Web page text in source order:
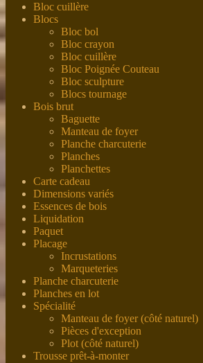
Bloc cuillère
Blocs
Bloc bol
Bloc crayon
Bloc cuillère
Bloc Poignée Couteau
Bloc sculpture
Blocs tournage
Bois brut
Baguette
Manteau de foyer
Planche charcuterie
Planches
Planchettes
Carte cadeau
Dimensions variés
Essences de bois
Liquidation
Paquet
Placage
Incrustations
Marqueteries
Planche charcuterie
Planches en lot
Spécialité
Manteau de foyer (côté naturel)
Pièces d'exception
Plot (côté naturel)
Trousse prêt-à-monter